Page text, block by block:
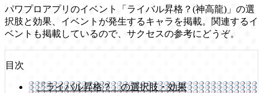
パワプロアプリのイベント「ライバル昇格？(神高龍)」の選
択肢と効果、イベントが発生するキャラを掲載。関連するイ
ベントも掲載しているので、サクセスの参考にどうぞ。
目次
「ライバル昇格？」の選択肢・効果